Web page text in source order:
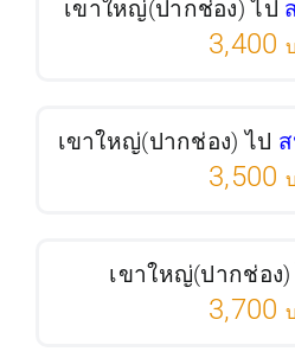
เขาใหญ่(ปากช่อง) ไป
3,400
เขาใหญ่(ปากช่อง) ไป
3,500
เขาใหญ่(ปากช่อง)
3,700